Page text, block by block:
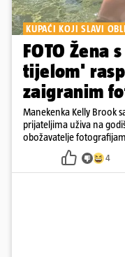
KUPAĆI KOJI SLAVI
FOTO Žena
tijelom'
zaigranim
Manekenka Kelly Brook
prijateljima uživa na
obožavatelje
4